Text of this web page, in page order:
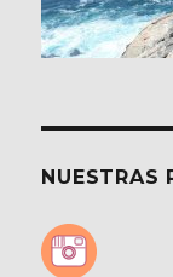
NUESTRAS